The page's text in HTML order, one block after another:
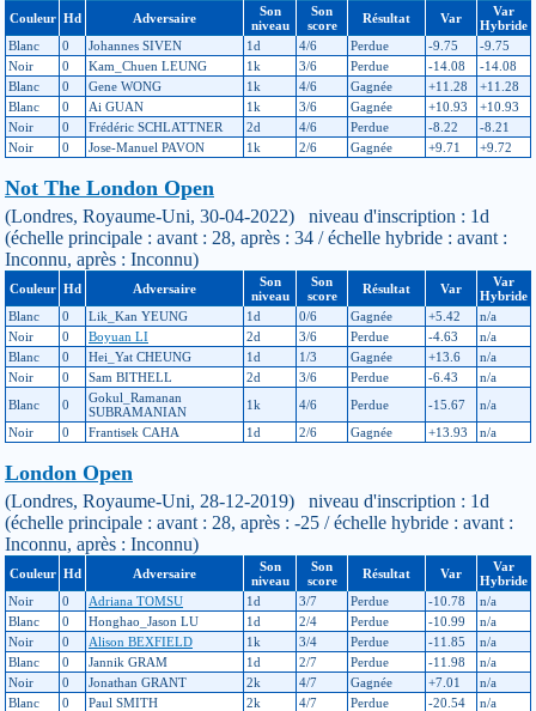
Couleur Hd Adversaire
Son
niveau
Son
score
Résultat Var
Var
Hybride
Blanc
0 Johannes SIVEN 1d 4/6 Perdue -9.75
-9.75
Noir
0 Kam_Chuen LEUNG 1k 3/6 Perdue -14.08
-14.08
Blanc
0 Gene WONG 1k 4/6 Gagnée +11.28
+11.28
Blanc
0 Ai GUAN 1k 3/6 Gagnée +10.93
+10.93
Noir
0 Frédéric SCHLATTNER 2d 4/6 Perdue -8.22
-8.21
Noir
0 Jose-Manuel PAVON 1k 2/6 Gagnée +9.71 +9.72
Not The London Open
(Londres, Royaume-Uni, 30-04-2022) niveau d'inscription : 1d
(échelle principale : avant : 28, après : 34 / échelle hybride : avant :
Inconnu, après : Inconnu)
Couleur Hd Adversaire
Son
niveau
Son
score
Résultat Var
Var
Hybride
Blanc
0 Lik_Kan YEUNG 1d 0/6 Gagnée +5.42
n/a
Noir
0 Boyuan LI 2d 3/6 Perdue -4.63
n/a
Blanc
0 Hei_Yat CHEUNG 1d 1/3 Gagnée +13.6
n/a
Noir
0 Sam BITHELL 2d 3/6 Perdue -6.43
n/a
Blanc
0
Gokul_Ramanan
SUBRAMANIAN
1k 4/6 Perdue -15.67
n/a
Noir
0 Frantisek CAHA 1d 2/6 Gagnée +13.93 n/a
London Open
(Londres, Royaume-Uni, 28-12-2019) niveau d'inscription : 1d
(échelle principale : avant : 28, après : -25 / échelle hybride : avant :
Inconnu, après : Inconnu)
Couleur Hd Adversaire
Son
niveau
Son
score
Résultat Var
Var
Hybride
Noir
0 Adriana TOMSU 1d 3/7 Perdue -10.78
n/a
Blanc
0 Honghao_Jason LU 1d 2/4 Perdue -10.99
n/a
Noir
0 Alison BEXFIELD 1k 3/4 Perdue -11.85
n/a
Blanc
0 Jannik GRAM 1d 2/7 Perdue -11.98
n/a
Noir
0 Jonathan GRANT 2k 4/7 Gagnée +7.01
n/a
Blanc
0 Paul SMITH 2k 4/7 Perdue -20.54
n/a